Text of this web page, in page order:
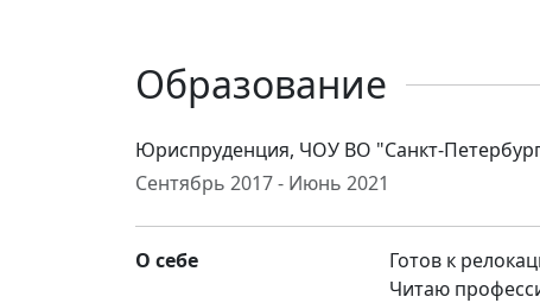
Образование
Юриспруденция, ЧОУ ВО "Санкт-
Сентябрь 2017 - Июнь 2021
О себе
Готов к
Читаю